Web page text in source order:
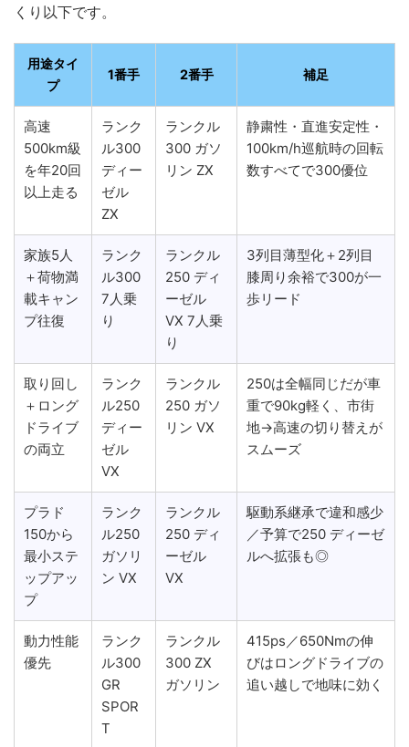
くり以下です。
用途タイ
プ
1番手 2番手 補足
高速
500km級
を年20回
以上走る
ランク
ル300
ディー
ゼル
ZX
ランクル
300 ガソ
リン ZX
静粛性・直進安定性・
100km/h巡航時の回転
数すべてで300優位
家族5人
＋荷物満
載キャン
プ往復
ランク
ル300
7人乗
り
ランクル
250 ディ
ーゼル
VX 7人乗
り
3列目薄型化＋2列目
膝周り余裕で300が一
歩リード
取り回し
＋ロング
ドライブ
の両立
ランク
ル250
ディー
ゼル
VX
ランクル
250 ガソ
リン VX
250は全幅同じだが車
重で90kg軽く、市街
地→高速の切り替えが
スムーズ
プラド
150から
最小ステ
ップアッ
プ
ランク
ル250
ガソリ
ン VX
ランクル
250 ディ
ーゼル
VX
駆動系継承で違和感少
／予算で250 ディーゼ
ルへ拡張も◎
動力性能
優先
ランク
ル300
GR
SPOR
T
ランクル
300 ZX
ガソリン
415ps／650Nmの伸
びはロングドライブの
追い越しで地味に効く